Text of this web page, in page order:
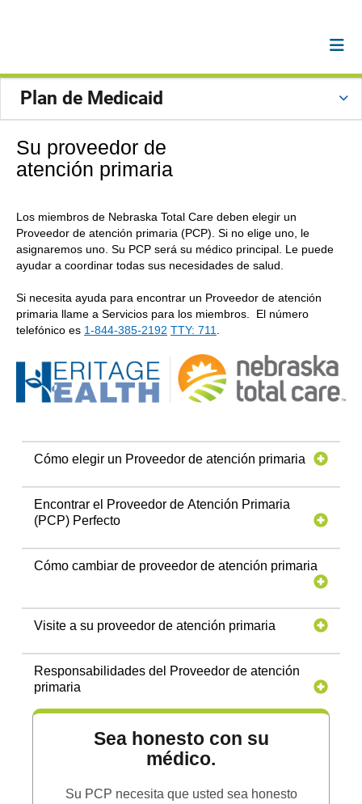
Plan de Medicaid
Su proveedor de
atención primaria
Los miembros de Nebraska Total Care deben elegir un
Proveedor de atención primaria (PCP). Si no elige uno, le
asignaremos uno. Su PCP será su médico principal. Le puede
ayudar a coordinar todas sus necesidades de salud.
Si necesita ayuda para encontrar un Proveedor de atención
primaria llame a Servicios para los miembros. El número
telefónico es 1-844-385-2192 TTY: 711
Cómo elegir un Proveedor de atención primaria
Encontrar el Proveedor de Atención Primaria
(PCP) Perfecto
Cómo cambiar de proveedor de atención primaria
Visite a su proveedor de atención primaria
Responsabilidades del Proveedor de atención
primaria
Sea honesto con su
médico.
Su PCP necesita que usted sea honesto